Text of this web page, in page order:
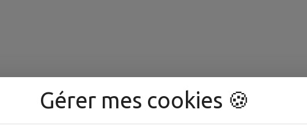
Gérer mes cookies 🍪